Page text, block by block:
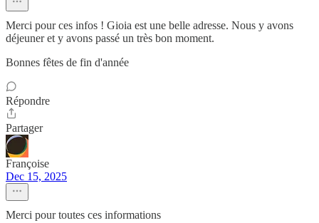
Merci pour ces infos ! Gioia est une belle adresse. Nous y avons
déjeuner et y avons passé un très bon moment.
Bonnes fêtes de fin d'année
Répondre
Partager
Françoise
Dec 15, 2025
Merci pour toutes ces informations